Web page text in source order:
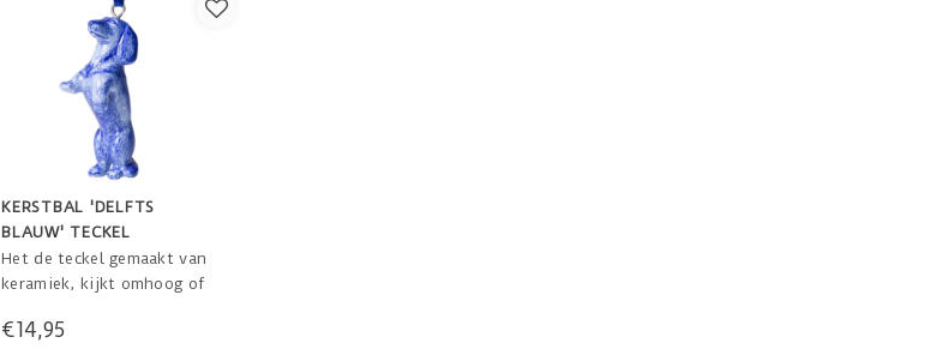
KERSTBAL 'DELFTS
BLAUW' TECKEL
Het de teckel gemaakt van
keramiek, kijkt omhoog of
€14,95